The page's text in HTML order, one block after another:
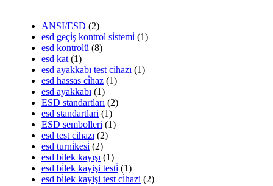
ANSI/ESD (2)
esd geçi̇ş kontrol si̇stemi̇ (1)
esd kontrolü (8)
esd kat (1)
esd ayakkabı test cihazı (1)
esd hassas ci̇haz (1)
esd ayakkabı (1)
ESD standartları (2)
esd standartlari (1)
ESD sembolleri (1)
esd test cihazı (2)
esd turni̇kesi̇ (2)
esd bilek kayışı (1)
esd bi̇lek kayişi testi̇ (1)
esd bi̇lek kayişi test ci̇hazi (2)